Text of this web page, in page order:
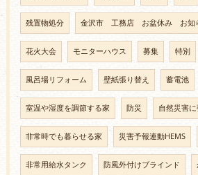
残置物処分 金沢市 工務店 お盆休み お知
花火大会 モニターハウス 募集 特別
風呂場リフォーム 壁紙張り替え 蓄電池
室温や湿度を調節する家 防災 自然災害
非常時でも暮らせる家 災害予報連動HEMS
非常用給水タンク 防風外付けブラインド